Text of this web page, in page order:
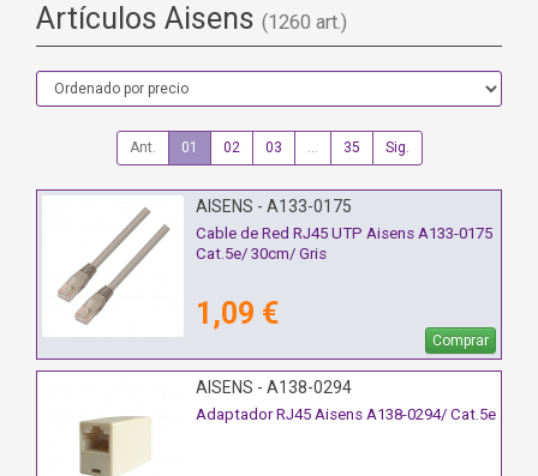
Artículos Aisens (1260 art.)
Ant. 01 02 03 ... 35 Sig.
AISENS - A133-0175
Cable de Red RJ45 UTP Aisens A133-0175
Cat.5e/ 30cm/ Gris
1,09 €
Comprar
AISENS - A138-0294
Adaptador RJ45 Aisens A138-0294/ Cat.5e